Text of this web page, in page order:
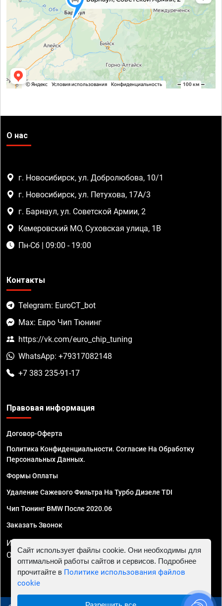
О нас
г. Новосибирск, ул. Добролюбова, 10/1
г. Новосибирск, ул. Петухова, 17А/3
г. Барнаул, ул. Советской Армии, 2
Кемеровский МО, Суховская улица, 1В
Пн-Сб | 09:00 - 19:00
Контакты
Telegram: EuroCT_bot
Max: Евро Чип Тюнинг
https://vk.com/euro_chip_tuning
WhatsApp: +79317082148
+7 383 235-91-17
Правовая информация
Договор-Оферта
Политика Конфиденциальности. Согласие На Обработку
Персональных Данных.
Формы Оплаты
Удаление Сажевого Фильтра На Турбо Дизеле TDI
Чип Тюнинг BMW После 2020.06
Заказать Звонок
ИП Смирнов Георгий Павлович. ИНН 781302555843,
ОГРНИП 324470400032610
Сайт использует файлы cookie. Они необходимы для
оптимальной работы сайтов и сервисов. Подробнее
прочитайте в Политике использования файлов
cookie